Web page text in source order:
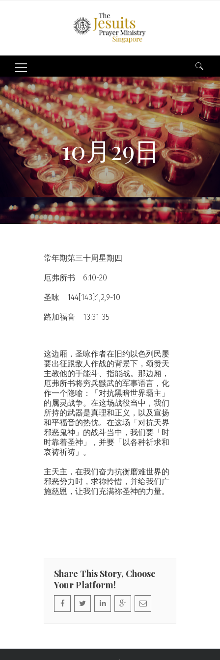
Search
for:
10月29日
常年期第三十周星期四
厄弗所书 6:10-20
圣咏 144[143]:1,2,9-10
路加福音 13:31-35
这边厢，圣咏作者在旧约以色列民屡
要出征跟敌人作战的背景下，颂赞天
主教他的手能斗、指能战。那边厢，
厄弗所书将穷兵黩武的军事语言，化
作一个隐喻：「对抗黑暗世界霸主」
的属灵战争。在这场战役当中，我们
所持的武器是真理和正义，以及宣扬
和平福音的热忱。在这场「对抗天界
邪恶鬼神」的战斗当中，我们要「时
时靠着圣神」，并要「以各种祈求和
哀祷祈祷」。
主天主，在我们奋力抗衡磨难世界的
邪恶势力时，求祢怜惜，并给我们广
施慈恩，让我们充满祢圣神的力量。
Share This Story, Choose
Your Platform!